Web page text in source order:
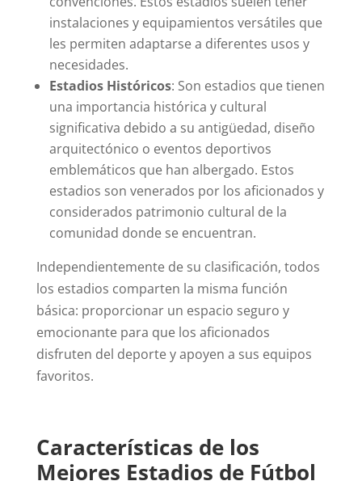
instalaciones y equipamientos versátiles que
les permiten adaptarse a diferentes usos y
necesidades.
Estadios Históricos: Son estadios que tienen
una importancia histórica y cultural
significativa debido a su antigüedad, diseño
arquitectónico o eventos deportivos
emblemáticos que han albergado. Estos
estadios son venerados por los aficionados y
considerados patrimonio cultural de la
comunidad donde se encuentran.
Independientemente de su clasificación, todos
los estadios comparten la misma función
básica: proporcionar un espacio seguro y
emocionante para que los aficionados
disfruten del deporte y apoyen a sus equipos
favoritos.
Características de los
Mejores Estadios de Fútbol